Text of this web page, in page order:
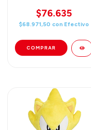
$76.635
$68.971,50 con Efectivo